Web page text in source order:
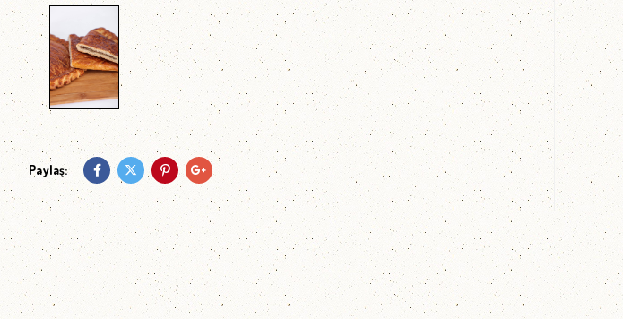
Paylaş: